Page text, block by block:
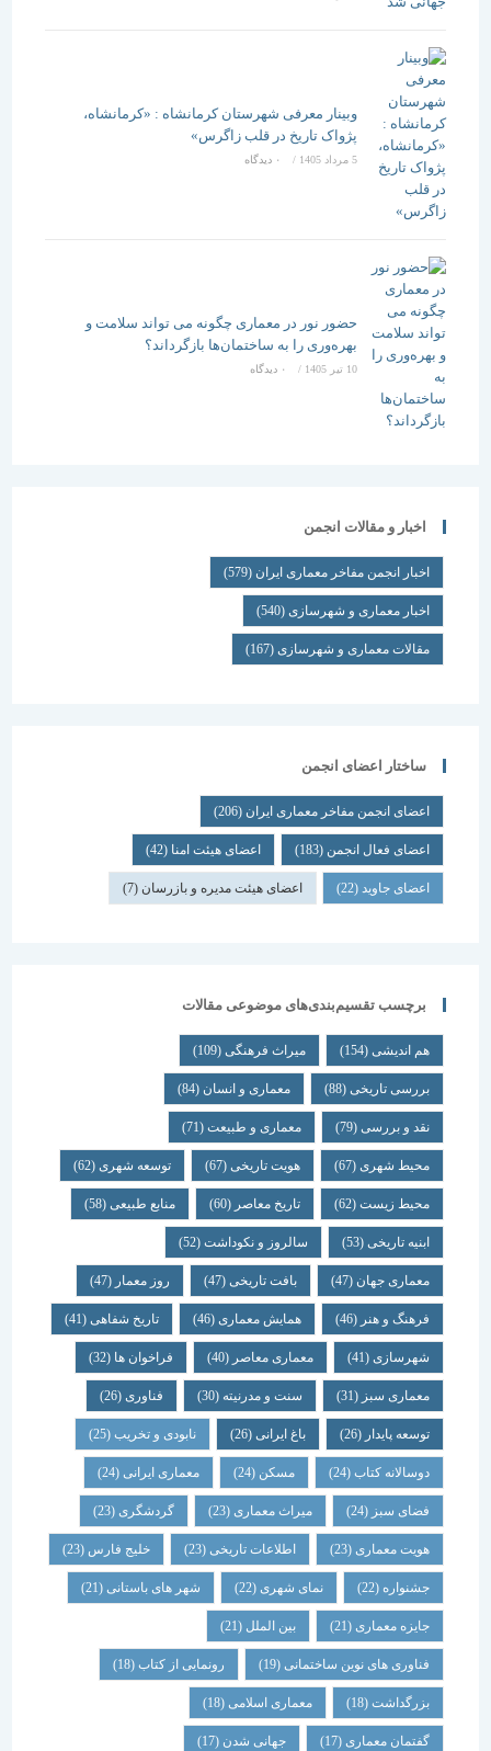
وبینار معرفی شهرستان کرمانشاه : «کرمانشاه،
پژواک تاریخ در قلب زاگرس»
5 مرداد 1405 / ۰ دیدگاه
حضور نور در معماری چگونه می تواند سلامت و
بهره‌وری را به ساختمان‌ها بازگرداند؟
/ ۰ دیدگاه
اخبار و مقالات انجمن
اخبار انجمن مفاخر معماری ایران (579)
اخبار معماری و شهرسازی(540)
مقالات معماری و شهرسازی(167)
ساختار اعضای انجمن
اعضای انجمن مفاخر معماری ایران (206)
اعضای فعال انجمن(183) اعضای هیئت امنا(42)
اعضای جاوید(22) اعضای هیئت مدیره و بازرسان(7)
برچسب تقسیم‌بندی‌های موضوعی مقالات
هم اندیشی (154) میراث فرهنگی (109)
بررسی تاریخی (88) معماری و انسان (84)
نقد و بررسی (79) معماری و طبیعت (71)
محیط شهری(67) هویت تاریخی(67) توسعه شهری(62)
محیط زیست(62) تاریخ معاصر(60) منابع طبیعی(58)
ابنیه تاریخی(53) سالروز و نکوداشت(52)
معماری جهان (47) بافت تاریخی(47) روز معمار(47)
فرهنگ و هنر(46) همایش معماری (46) تاریخ شفاهی (41)
شهرسازی(41) معماری معاصر(40) فراخوان ها (32)
معماری سبز(31) سنت و مدرنیته(30) فناوری (26)
توسعه پایدار(26) باغ ایرانی(26) نابودی و تخریب(25)
دوسالانه کتاب(24) مسکن (24) معماری ایرانی(24)
فضای سبز(24) میراث معماری (23) گردشگری (23)
هویت معماری (23) اطلاعات تاریخی(23) خلیج فارس(23)
جشنواره(22) نمای شهری(22) شهر های باستانی (21)
جایزه معماری (21) بین الملل(21)
فناوری های نوین ساختمانی(19) رونمایی از کتاب (18)
بزرگداشت (18) معماری اسلامی(18)
گفتمان معماری (17) جهانی شدن(17)